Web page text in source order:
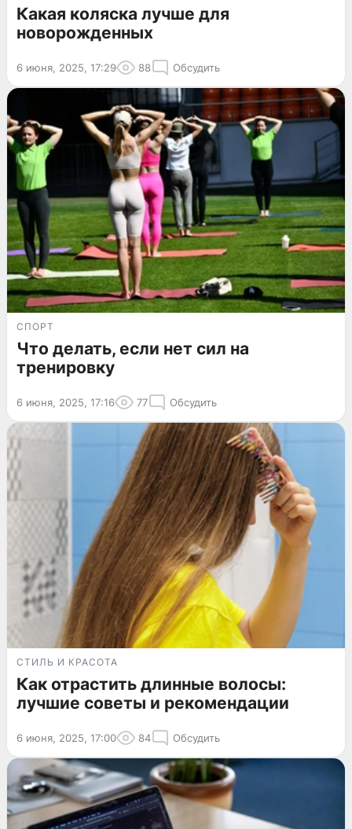
Какая коляска лучше для
новорожденных
6 июня, 2025, 17:29 88 Обсудить
СПОРТ
Что делать, если нет сил на
тренировку
6 июня, 2025, 17:16 77 Обсудить
СТИЛЬ И КРАСОТА
Как отрастить длинные волосы:
лучшие советы и рекомендации
6 июня, 2025, 17:00 84 Обсудить